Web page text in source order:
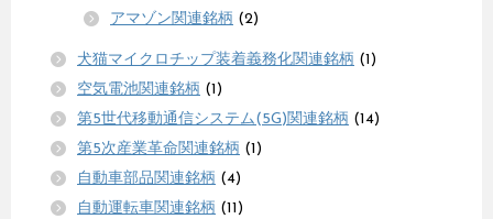
アマゾン関連銘柄 (2)
犬猫マイクロチップ装着義務化関連銘柄 (1)
空気電池関連銘柄 (1)
第5世代移動通信システム(5G)関連銘柄 (14)
第5次産業革命関連銘柄 (1)
自動車部品関連銘柄 (4)
自動運転車関連銘柄 (11)